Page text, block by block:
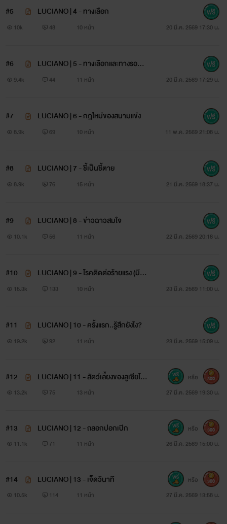
#5 LUCIANO | 4 - ทางเลือก
10k 48 10 หน้า 20 มี.ค. 2569 17:30 น.
#6
LUCIANO | 5 - ทางเลือกและทางรอดเ
ดียว
9.4k 44 11 หน้า 20 มี.ค. 2569 17:29 น.
#7 LUCIANO | 6 - กฎใหม่ของสนามแข่ง
8.9k 69 10 หน้า 11 พ.ค. 2569 21:08 น.
#8 LUCIANO | 7 - ชี้เป็นชี้ตาย
8.9k 76 15 หน้า 21 มี.ค. 2569 18:37 น.
#9 LUCIANO | 8 - ข่าวฉาวสมใจ
10.1k 56 11 หน้า 22 มี.ค. 2569 20:18 น.
#10
LUCIANO | 9 - โรคติดต่อร้ายแรง (มีภา
พประกอบ)
15.3k 133 10 หน้า 23 มี.ค. 2569 11:00 น.
#11 LUCIANO | 10 - ครั้งแรก..รู้สึกยังไง?
19.2k 92 11 หน้า 23 มี.ค. 2569 15:09 น.
#12
LUCIANO | 11 - สัตว์เลี้ยงของลูเซียโน่
(มีภาพประกอบ)
13.2k 75 13 หน้า 27 มี.ค. 2569 19:30 น.
หรือ 300
#13 LUCIANO | 12 - ถลอกปอกเปิก
11.1k 71 11 หน้า 26 มี.ค. 2569 15:00 น.
หรือ 300
#14 LUCIANO | 13 - เจ็ดวินาที
10.5k 114 11 หน้า 27 มี.ค. 2569 13:58 น.
หรือ 300